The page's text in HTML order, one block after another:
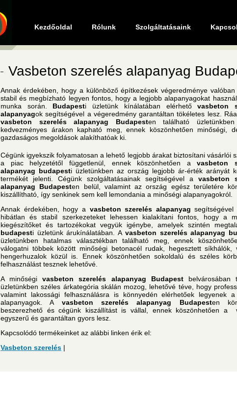
Kezdőoldal Rólunk Szolgáltatásaink
Vasbeton szerelés alapanyag
Annak érdekében, hogy a különböző építkezések végeredménye valóban
stabil és megbízható legyen fontos, hogy a legjobb alapanyagokat
munka során. Budapesti üzletünk kínálatában elérhetővasbeton
alapanyagok segítségével a végeredmény garantáltan tökéletes lesz.
vasbeton szerelés alapanyag Budapesten található
kedvezményes árakon kapható meg, ennek köszönhetően minőségi,
gazdaságos megoldások alakíthatóak ki.
Cégünk igyekszik folyamatosan a lehető legjobb árakat biztosítani vásárlói
a piac helyzetétől függetlenül, ennek köszönhetően avasbeton
alapanyag budapesti üzletünkben az ország legjobb ár-érték arányát
termékét jelenti. Cégünk szolgáltatásainak segítségével a vasbeton
alapanyag Budapesten belül, valamint az ország egész területére
kiszállítható, így senkinek sem kell lemondania a minőségi alapanyagokról.
Annak érdekében, hogy a vasbeton szerelés alapanyag segítségével
hibátlan és stabil szerkezeteket lehessen kialakítani fontos, hogy a
kiegészítőket és tartozékokat vegyük igénybe, amelyek szintén
budapesti üzletünk árukínálatában. A vasbeton szerelés alapanyag
üzletünkben hatalmas választékban található meg, ennek
válogatni többek között minőségi betonacél rudak, hegesztett síkhálók,
hengerhuzalok közül is. Ennek köszönhetően sokoldalú és széles
felhasználást tesznek lehetővé.
A minőségivasbeton szerelés alapanyag Budapestbelvárosában
üzletünkben széles árkategória skálán mozog, lehetővé téve, hogy
valamint lakossági felhasználásra is könnyedén elérhetőek legyenek
alapanyagok. A vasbeton szerelés alapanyag Budapesten
beszerezhető és cégünk kiszállítást is vállal, ennek köszönhetően a
egyszerű és garantáltan gyors lesz.
Kapcsolódó termékeinket az alábbi linken érik el:
Vasbeton szerelés |